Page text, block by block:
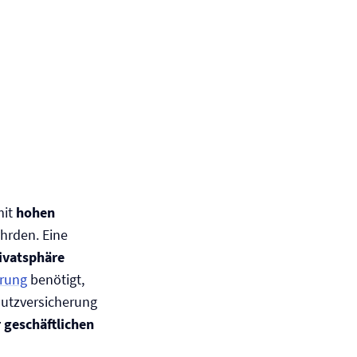
hohen
Eine
benötigt,